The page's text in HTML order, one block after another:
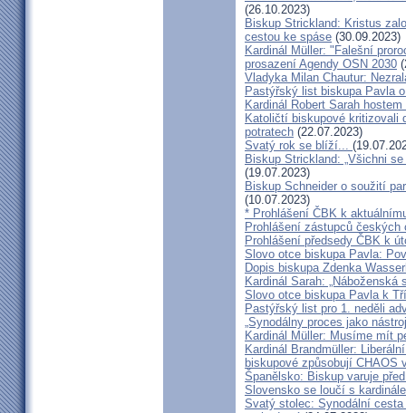
(26.10.2023)
Biskup Strickland: Kristus
cestou ke spáse (30.09.2023)
Kardinál Müller: "Falešní
prosazení Agendy OSN 2030
Vladyka Milan Chautur:
Pastýřský list biskupa Pavla
Kardinál Robert Sarah
Katoličtí biskupové kritizovali
potratech (22.07.2023)
Svatý rok se blíží...
Biskup Strickland: „Všichni
(19.07.2023)
Biskup Schneider o soužití
(10.07.2023)
* Prohlášení ČBK k
Prohlášení zástupců
Prohlášení předsedy ČBK k
Slovo otce biskupa Pavla:
Dopis biskupa Zdenka
Kardinál Sarah: „Náboženská
Slovo otce biskupa Pavla k
Pastýřský list pro 1. neděli
„Synodálny proces jako
Kardinál Müller: Musíme mít
Kardinál Brandmüller:
biskupové způsobují CHAOS
Španělsko: Biskup varuje
Slovensko se loučí s
Svatý stolec: Synodální